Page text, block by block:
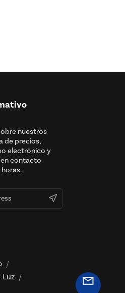
nuestros
de precios,
electrónico y
contacto
/
Luz /